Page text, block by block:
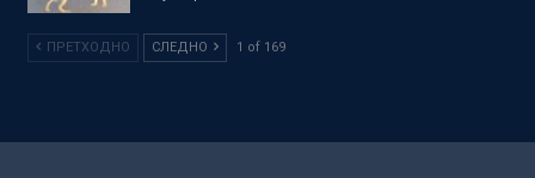
ПРЕТХОДНО СЛЕДНО 1 of 169